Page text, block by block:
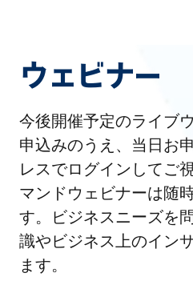
ウェビナー
今後開催予定のライブ
申込みのうえ、当日お
レスでログインしてご
マンドウェビナーは随
す。ビジネスニーズを
識やビジネス上のイン
ます。